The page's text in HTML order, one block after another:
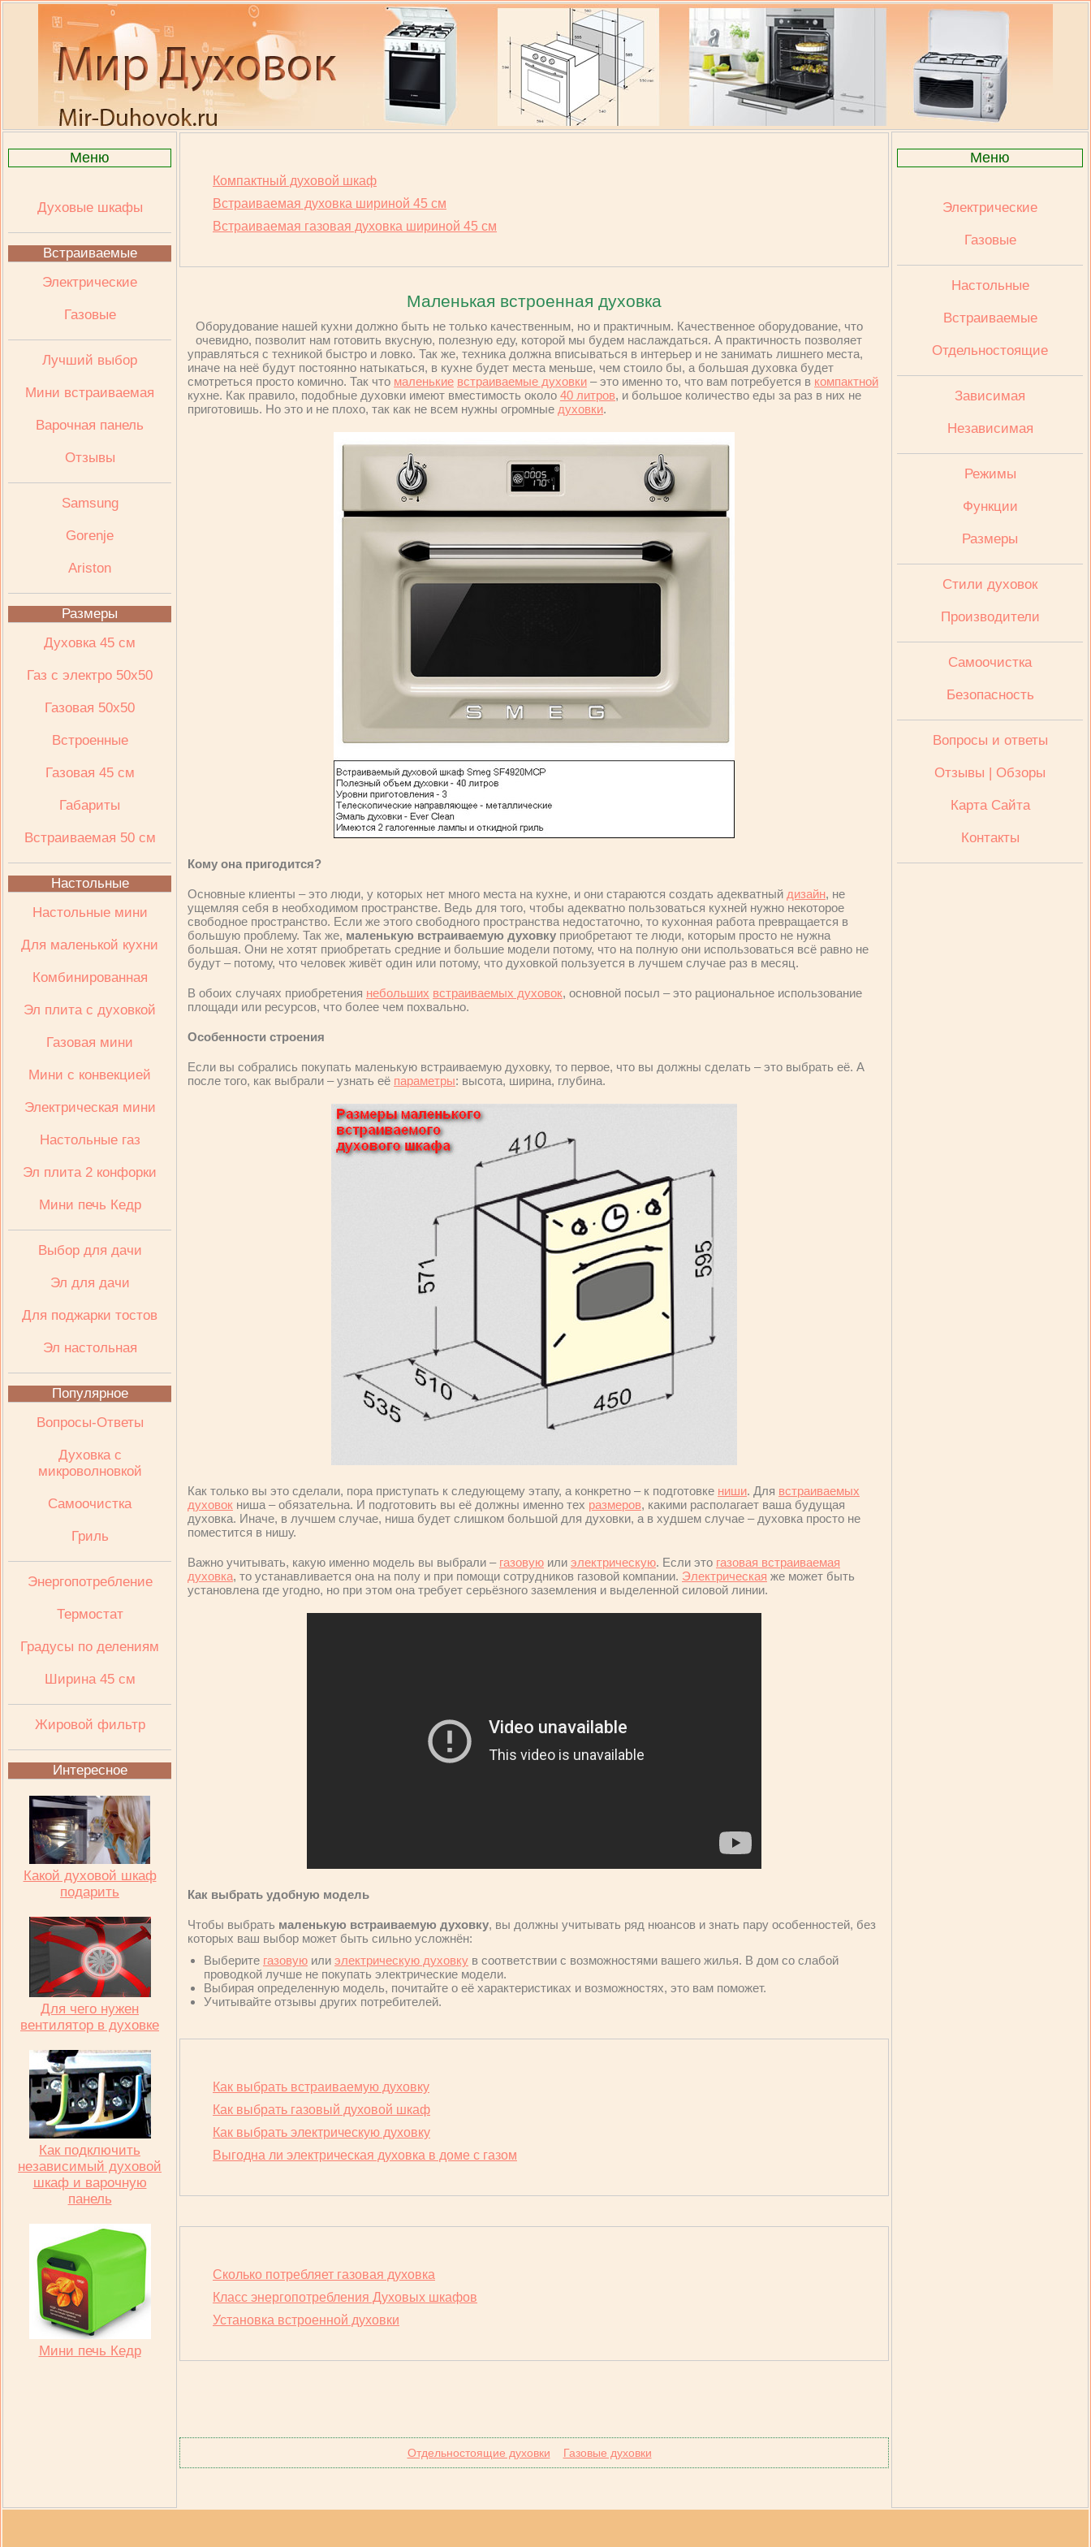
Меню
Духовые шкафы
Встраиваемые
Электрические
Газовые
Лучший выбор
Мини встраиваемая
Варочная панель
Отзывы
Samsung
Gorenje
Ariston
Размеры
Духовка 45 см
Газ с электро 50х50
Газовая 50х50
Встроенные
Газовая 45 см
Габариты
Встраиваемая 50 см
Настольные
Настольные мини
Для маленькой кухни
Комбинированная
Эл плита с духовкой
Газовая мини
Мини с конвекцией
Электрическая мини
Настольные газ
Эл плита 2 конфорки
Мини печь Кедр
Выбор для дачи
Эл для дачи
Для поджарки тостов
Эл настольная
Популярное
Вопросы-Ответы
Духовка с
микроволновкой
Самоочистка
Гриль
Энергопотребление
Термостат
Градусы по делениям
Ширина 45 см
Жировой фильтр
Интересное
Какой духовой шкаф
подарить
Для чего нужен
вентилятор в духовке
Как подключить
независимый духовой
шкаф и варочную
панель
Мини печь Кедр
Компактный духовой шкаф
Встраиваемая духовка шириной 45 см
Встраиваемая газовая духовка шириной 45 см
Маленькая встроенная духовка
Оборудование нашей кухни должно быть не только качественным, но и практичным. Качественное оборудование, что
очевидно, позволит нам готовить вкусную, полезную еду, которой мы будем наслаждаться. А практичность позволяет
управляться с техникой быстро и ловко. Так же, техника должна вписываться в интерьер и не занимать лишнего места,
иначе на неё будут постоянно натыкаться, в кухне будет места меньше, чем стоило бы, а большая духовка будет
смотреться просто комично. Так что маленькие встраиваемые духовки – это именно то, что вам потребуется в компактной
кухне. Как правило, подобные духовки имеют вместимость около 40 литров, и большое количество еды за раз в них не
приготовишь. Но это и не плохо, так как не всем нужны огромные духовки.
Кому она пригодится?
Основные клиенты – это люди, у которых нет много места на кухне, и они стараются создать адекватный дизайн, не
ущемляя себя в необходимом пространстве. Ведь для того, чтобы адекватно пользоваться кухней нужно некоторое
свободное пространство. Если же этого свободного пространства недостаточно, то кухонная работа превращается в
большую проблему. Так же, маленькую встраиваемую духовку приобретают те люди, которым просто не нужна
большая. Они не хотят приобретать средние и большие модели потому, что на полную они использоваться всё равно не
будут – потому, что человек живёт один или потому, что духовкой пользуется в лучшем случае раз в месяц.
В обоих случаях приобретения небольших встраиваемых духовок, основной посыл – это рациональное использование
площади или ресурсов, что более чем похвально.
Особенности строения
Если вы собрались покупать маленькую встраиваемую духовку, то первое, что вы должны сделать – это выбрать её. А
после того, как выбрали – узнать её параметры: высота, ширина, глубина.
Как только вы это сделали, пора приступать к следующему этапу, а конкретно – к подготовке ниши. Для встраиваемых
духовок ниша – обязательна. И подготовить вы её должны именно тех размеров, какими располагает ваша будущая
духовка. Иначе, в лучшем случае, ниша будет слишком большой для духовки, а в худшем случае – духовка просто не
поместится в нишу.
Важно учитывать, какую именно модель вы выбрали – газовую или электрическую. Если это газовая встраиваемая
духовка, то устанавливается она на полу и при помощи сотрудников газовой компании. Электрическая же может быть
установлена где угодно, но при этом она требует серьёзного заземления и выделенной силовой линии.
Как выбрать удобную модель
Чтобы выбрать маленькую встраиваемую духовку, вы должны учитывать ряд нюансов и знать пару особенностей, без
которых ваш выбор может быть сильно усложнён:
Выберите газовую или электрическую духовку в соответствии с возможностями вашего жилья. В дом со слабой
проводкой лучше не покупать электрические модели.
Выбирая определенную модель, почитайте о её характеристиках и возможностях, это вам поможет.
Учитывайте отзывы других потребителей.
Как выбрать встраиваемую духовку
Как выбрать газовый духовой шкаф
Как выбрать электрическую духовку
Выгодна ли электрическая духовка в доме с газом
Сколько потребляет газовая духовка
Класс энергопотребления Духовых шкафов
Установка встроенной духовки
Отдельностоящие духовки Газовые духовки
Меню
Электрические
Газовые
Настольные
Встраиваемые
Отдельностоящие
Зависимая
Независимая
Режимы
Функции
Размеры
Стили духовок
Производители
Cамоочистка
Безопасность
Вопросы и ответы
Отзывы | Обзоры
Карта Сайта
Контакты